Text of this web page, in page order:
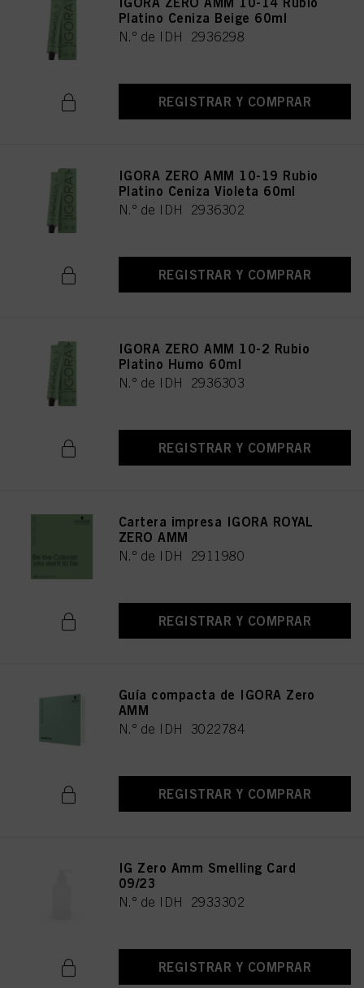
Platino Ceniza Beige 60ml
N.º de IDH 2936298
REGISTRAR Y COMPRAR
IGORA ZERO AMM 10-19 Rubio
Platino Ceniza Violeta 60ml
N.º de IDH 2936302
REGISTRAR Y COMPRAR
IGORA ZERO AMM 10-2 Rubio
Platino Humo 60ml
N.º de IDH 2936303
REGISTRAR Y COMPRAR
Cartera impresa IGORA ROYAL
ZERO AMM
N.º de IDH 2911980
REGISTRAR Y COMPRAR
Guía compacta de IGORA Zero
AMM
N.º de IDH 3022784
REGISTRAR Y COMPRAR
IG Zero Amm Smelling Card
09/23
N.º de IDH 2933302
REGISTRAR Y COMPRAR